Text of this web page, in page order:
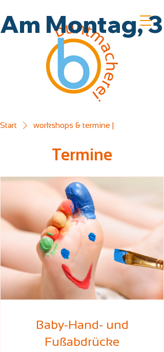
Am Montag,
Start workshops & termine |
Termine
Baby-Hand- und
Fußabdrücke